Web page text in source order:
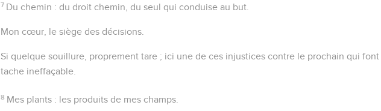
7 Du chemin : du droit chemin, du seul qui conduise au but.
Mon cœur , le siège des décisions.
Si quelque souillure , proprement tare ; ici une de ces injustices contre le prochain qui
tache ineffaçable.
8 Mes plants : les produits de mes champs.